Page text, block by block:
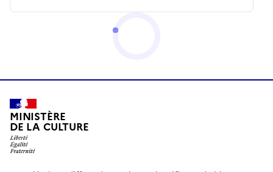
MINISTÈRE
DE LA CULTURE